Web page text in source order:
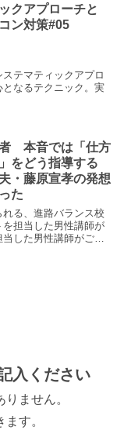
クアプローチと
ン対策#05
テマティックアプロ
なるテクニック。実
本音では「仕方
をどう指導する
・藤原宣孝の発想
た
る、進路バランス校
担当した男性講師が
した男性講師がご機
入ください
ません。
す。